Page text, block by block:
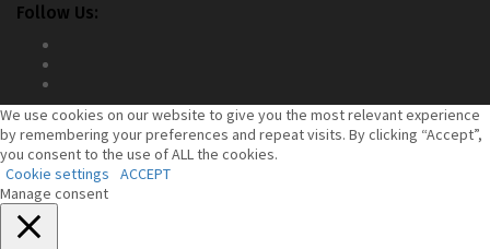
Follow Us:
We use cookies on our website to give you the most relevant experience
by remembering your preferences and repeat visits. By clicking “Accept”,
you consent to the use of ALL the cookies.
Cookie settings
ACCEPT
Manage consent